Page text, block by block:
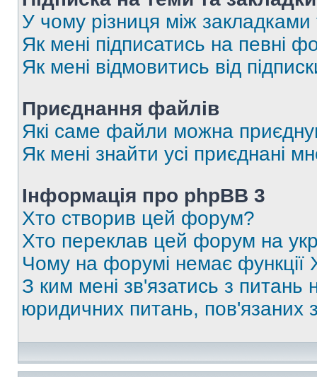
У чому різниця між закладками
Як мені підписатись на певні
Як мені відмовитись від
Приєднання файлів
Які саме файли можна
Як мені знайти усі приєднані
Інформація про phpBB 3
Хто створив цей форум?
Хто переклав цей форум на
Чому на форумі немає функції
З ким мені зв'язатись з питань
юридичних питань,